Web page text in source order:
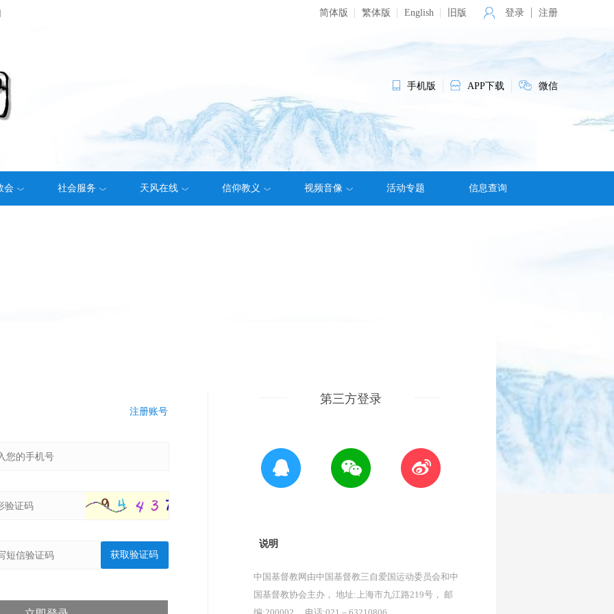
简体版 繁体版 English 旧版 登录 注册
手机版 APP下载 微信
会 社会服务 天风在线 信仰教义 视频音像 活动专题 信息查询
注册账号
获取验证码
第三方登录
说明
中国基督教网由中国基督教三自爱国运动委员会和中
国基督教协会主办， 地址:上海市九江路219号， 邮